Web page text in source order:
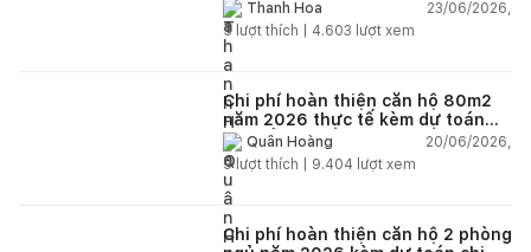
Thanh Hoa
23/06/2026,
5 lượt thích | 4.603 lượt xem
Chi phí hoàn thiện căn hộ 80m2
năm 2026 thực tế kèm dự toán
chi tiết từng hạng mục
Quân Hoàng
20/06/2026,
9lượt thích | 9.404 lượt xem
Chi phí hoàn thiện căn hộ 2 phòng